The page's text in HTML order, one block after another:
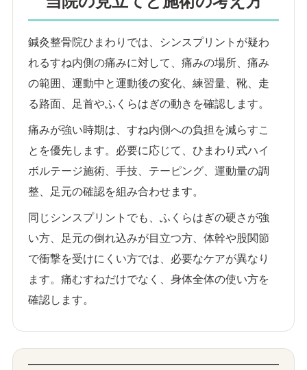
鍼灸整骨院ひまわりでは、シンスプリントが疑わ
れるすね内側の痛みに対して、痛みの場所、痛み
の範囲、運動中と運動後の変化、練習量、靴、走
る路面、足首やふくらはぎの動きを確認します。
痛みが強い時期は、すね内側への負担を減らすこ
とを優先します。必要に応じて、ひまわり式ハイ
ボルテージ施術、手技、テーピング、運動量の調
整、足元の確認を組み合わせます。
同じシンスプリントでも、ふくらはぎの硬さが強
い方、足元の倒れ込みが目立つ方、体幹や股関節
で衝撃を受けにくい方では、必要なケアが異なり
ます。痛むすねだけでなく、身体全体の使い方を
確認します。